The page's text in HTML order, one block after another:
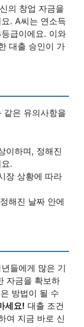
의 창업 자금을
. A씨는 연소득
급이에요. 이와
대출 승인이 가
같은 유의사항을
이하며, 정해진
.
장 상황에 따라
해진 날짜 안에
들에게 많은 기
자금을 확보하
방법이 될 수
세요! 대출 조건
여 지금 바로 신